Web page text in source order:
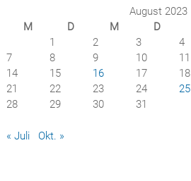
August 2023
M
D M D
1
2 3 4
7
8 9 10 11
14
15 16 17 18
21
22 23 24 25
28
29 30 31
« Juli Okt. »